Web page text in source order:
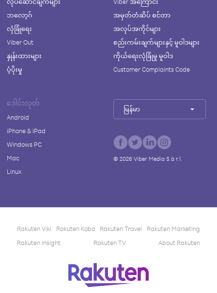
ဘလော့ဂ်
လုံခြုံရေး
Viber Out
နှုန်းထားများ
ပံ့ပိုးမှု
အမှတ်တံဆိပ် စင်တာ
အလုပ်အကိုင်များ
စည်းကမ်းချက်များနှင့် မူဝါဒများ
ကိုယ်ရေးလုံခြုံမှု မူဝါဒ
Customer Complaints Code
ဒေါင်းလုတ်
Android
iPhone & iPad
Windows PC
Mac
Linux
မြန်မာ
© 2026Viber Media S.à r.l.
Rakuten Viki Rakuten Kobo Rakuten Travel
Rakuten Marketing
Rakuten Insight
Rakuten TV About Rakuten